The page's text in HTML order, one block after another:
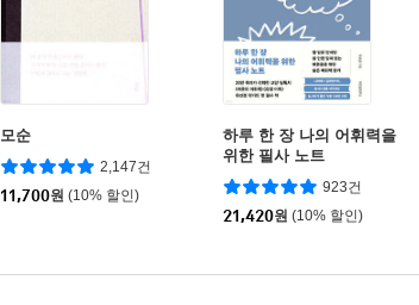
모순
2,147건
11,700원 (10% 할인)
하루 한 장 나의 어휘력을
위한 필사 노트
923건
21,420원 (10% 할인)